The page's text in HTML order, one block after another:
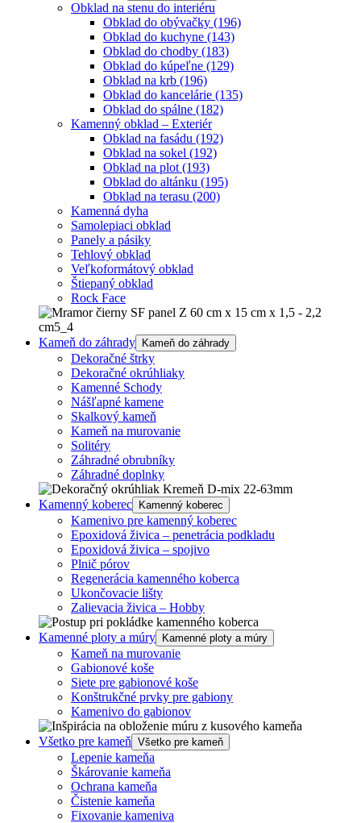
Obklad na stenu do interiéru
Obklad do obývačky (196)
Obklad do kuchyne (143)
Obklad do chodby (183)
Obklad do kúpeľne (129)
Obklad na krb (196)
Obklad do kancelárie (135)
Obklad do spálne (182)
Kamenný obklad – Exteriér
Obklad na fasádu (192)
Obklad na sokel (192)
Obklad na plot (193)
Obklad do altánku (195)
Obklad na terasu (200)
Kamenná dyha
Samolepiaci obklad
Panely a pásiky
Tehlový obklad
Veľkoformátový obklad
Štiepaný obklad
Rock Face
Kameň do záhrady Kameň do záhrady
Dekoračné štrky
Dekoračné okrúhliaky
Kamenné Schody
Nášľapné kamene
Skalkový kameň
Kameň na murovanie
Solitéry
Záhradné obrubníky
Záhradné doplnky
Kamenný koberec Kamenný koberec
Kamenivo pre kamenný koberec
Epoxidová živica – penetrácia podkladu
Epoxidová živica – spojivo
Plnič pórov
Regenerácia kamenného koberca
Ukončovacie lišty
Zalievacia živica – Hobby
Kamenné ploty a múry Kamenné ploty a múry
Kameň na murovanie
Gabionové koše
Siete pre gabionové koše
Konštrukčné prvky pre gabiony
Kamenivo do gabionov
Všetko pre kameň Všetko pre kameň
Lepenie kameňa
Škárovanie kameňa
Ochrana kameňa
Čistenie kameňa
Fixovanie kameniva